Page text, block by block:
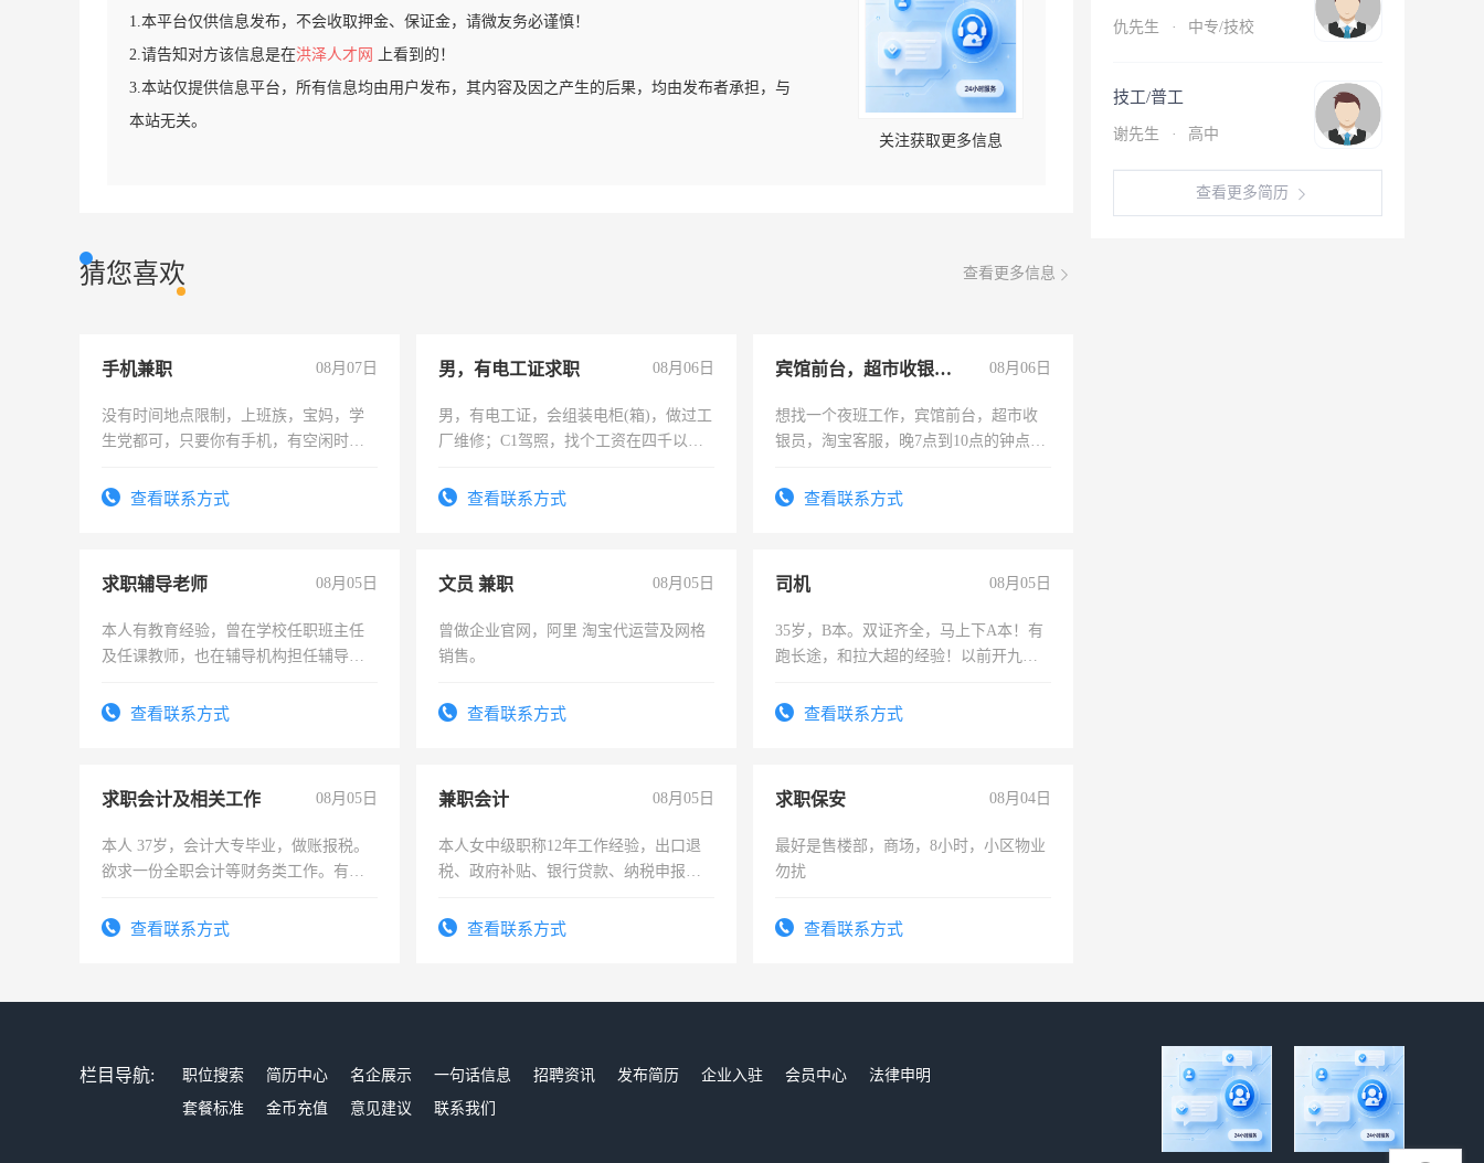
1.本平台仅供信息发布，不会收取押金、保证金，请微友务必谨慎！
2.请告知对方该信息是在洪泽人才网
上看到的！
3.本站仅提供信息平台，所有信息均由用户发布，其内容及因之产生的后果，均由发布者承担，与
本站无关。
关注获取更多信息
猜您喜欢 查看更多信息
手机兼职 08月07日
没有时间地点限制，上班族，宝妈，学
生党都可，只要你有手机，有空闲时
勤快的四五十，每天挣零花钱没问题！
查看联系方式
男，有电工证求职 08月06日
男，有电工证，会组装电柜(箱)，做过工
厂维修；C1驾照，找个工资在四千以
电话查看联系方式
宾馆前台，超市收银员，淘宝客服 08月06日
想找一个夜班工作，宾馆前台，超市收
银员，淘宝客服，晚7点到10点的钟点
号同微信查看联系方式
求职辅导老师 08月05日
本人有教育经验，曾在学校任职班主任
及任课教师，也在辅导机构担任辅导教
查看联系方式
文员 兼职 08月05日
曾做企业官网，阿里 淘宝代运营及网格
销售。
查看联系方式
司机 08月05日
35岁，B本。双证齐全，马上下A本！有
跑长途，和拉大超的经验！以前开九米
查看联系方式
求职会计及相关工作 08月05日
本人 37岁，会计大专毕业，做账报税。
欲求一份全职会计等财务类工作。有会
查看联系方式
兼职会计 08月05日
本人女中级职称12年工作经验，出口退
税、政府补贴、银行贷款、纳税申报、
务，财务咨询等业务。欲求兼职会计工
查看联系方式
求职保安 08月04日
最好是售楼部，商场，8小时，小区物业
勿扰
查看联系方式
仇先生 · 中专/技校
技工/普工
谢先生 · 高中
查看更多简历
栏目导航: 职位搜索 简历中心 名企展示 一句话信息 招聘资讯 发布简历 企业入驻 会员中心
法律申明
套餐标准
金币充值 意见建议 联系我们